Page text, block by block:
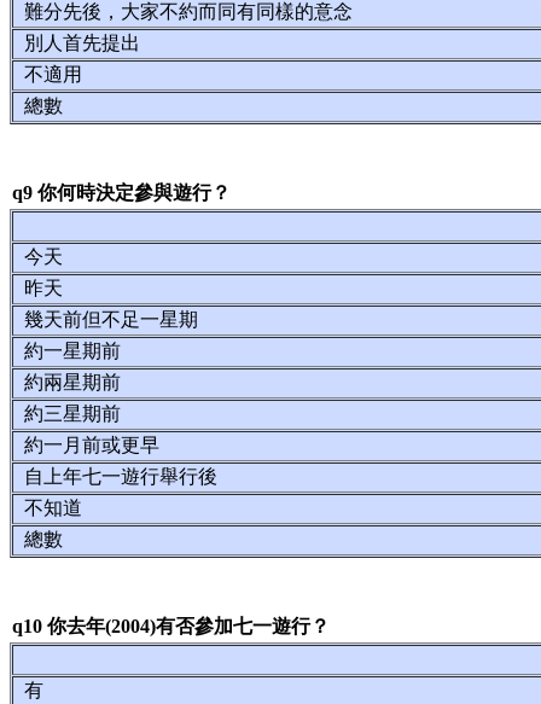
難分先後，大家不約而同有同樣的意念
別人首先提出
不適用
總數
q9 你何時決定參與遊行？
今天
昨天
幾天前但不足一星期
約一星期前
約兩星期前
約三星期前
約一月前或更早
自上年七一遊行舉行後
不知道
總數
q10 你去年(2004)有否參加七一遊行？
有